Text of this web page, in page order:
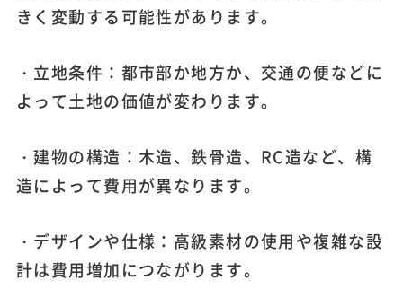
きく変動する可能性があります。
・立地条件：都市部か地方か、交通の便などに
よって土地の価値が変わります。
・建物の構造：木造、鉄骨造、RC造など、構
造によって費用が異なります。
・デザインや仕様：高級素材の使用や複雑な設
計は費用増加につながります。